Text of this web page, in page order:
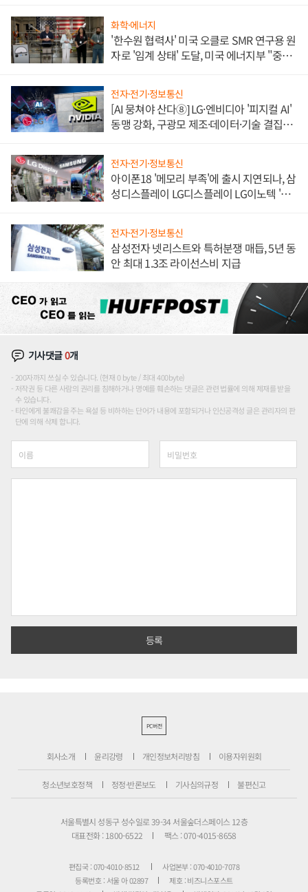
화학·에너지
'한수원 협력사' 미국 오클로 SMR 연구용 원
자로 '임계 상태' 도달, 미국 에너지부 "중요
전자·전기·정보통신
[AI 뭉쳐야 산다⑧] LG·엔비디아 '피지컬 AI'
동맹 강화, 구광모 제조·데이터·기술 결집
전자·전기·정보통신
아이폰18 '메모리 부족'에 출시 지연되나, 삼
성디스플레이 LG디스플레이 LG이노텍 '탈
전자·전기·정보통신
삼성전자 넷리스트와 특허분쟁 매듭, 5년 동
안 최대 1.3조 라이선스비 지급
기사댓글0개
200자까지 쓰실 수 있습니다. (현재 0 byte / 최대 400byte)
저작권 등 다른 사람의 권리를 침해하거나 명예를 훼손하는 댓글은 관련 법률에 의해 제재를 받을
수 있습니다.
타인에게 불쾌감을 주는 욕설 등 비하하는 단어가 내용에 포함되거나 인신공격성 글은 관리자의 판
단에 의해 삭제 합니다.
PC버전
회사소개 윤리강령 개인정보처리방침 이용자위원회
청소년보호정책 정정·반론보도 기사심의규정 불편신고
서울특별시 성동구 성수일로 39-34 서울숲더스페이스 12층
대표전화 : 1800-6522
팩스 : 070-4015-8658
편집국 : 070-4010-8512
사업본부 : 070-4010-7078
등록번호 : 서울 아 02897
제호 : 비즈니스포스트